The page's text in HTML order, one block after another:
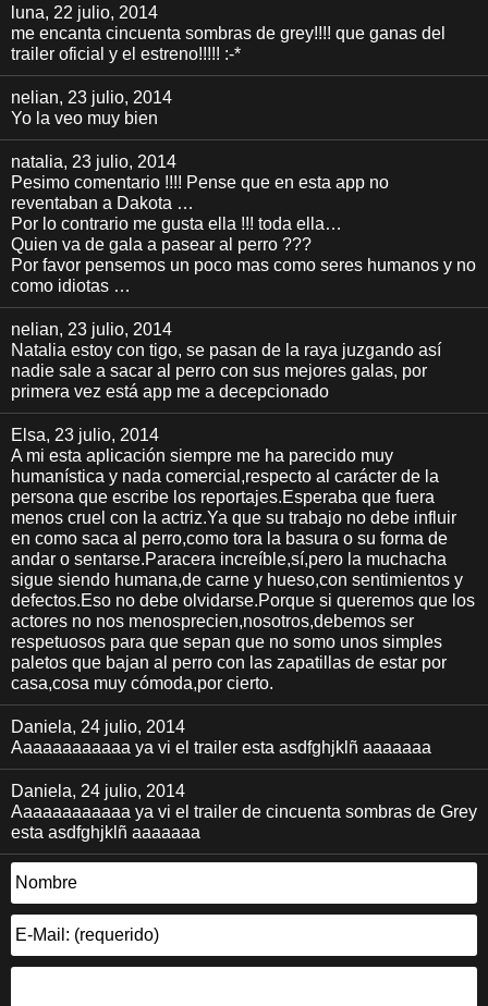
luna, 22 julio, 2014
me encanta cincuenta sombras de grey!!!! que ganas del
trailer oficial y el estreno!!!!! :-*
nelian, 23 julio, 2014
Yo la veo muy bien
natalia, 23 julio, 2014
Pesimo comentario !!!! Pense que en esta app no
reventaban a Dakota …
Por lo contrario me gusta ella !!! toda ella…
Quien va de gala a pasear al perro ???
Por favor pensemos un poco mas como seres humanos y no
como idiotas …
nelian, 23 julio, 2014
Natalia estoy con tigo, se pasan de la raya juzgando así
nadie sale a sacar al perro con sus mejores galas, por
primera vez está app me a decepcionado
Elsa, 23 julio, 2014
A mi esta aplicación siempre me ha parecido muy
humanística y nada comercial,respecto al carácter de la
persona que escribe los reportajes.Esperaba que fuera
menos cruel con la actriz.Ya que su trabajo no debe influir
en como saca al perro,como tora la basura o su forma de
andar o sentarse.Paracera increíble,sí,pero la muchacha
sigue siendo humana,de carne y hueso,con sentimientos y
defectos.Eso no debe olvidarse.Porque si queremos que los
actores no nos menosprecien,nosotros,debemos ser
respetuosos para que sepan que no somo unos simples
paletos que bajan al perro con las zapatillas de estar por
casa,cosa muy cómoda,por cierto.
Daniela, 24 julio, 2014
Aaaaaaaaaaaa ya vi el trailer esta asdfghjklñ aaaaaaa
Daniela, 24 julio, 2014
Aaaaaaaaaaaa ya vi el trailer de cincuenta sombras de Grey
esta asdfghjklñ aaaaaaa